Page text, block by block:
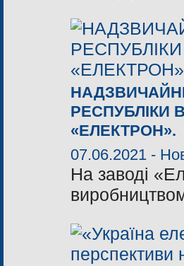
РЕСПУБЛІКИ
«ЕЛЕКТРОН».
07.06.2021 -
На заводі